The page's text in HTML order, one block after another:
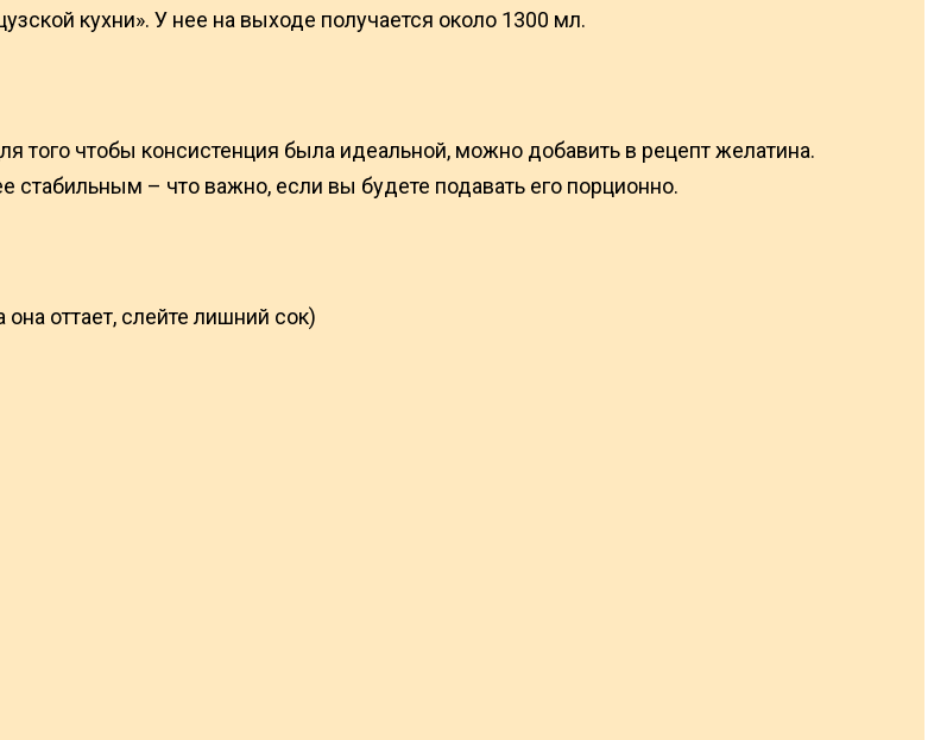
кухни». У нее на выходе получается около 1300 мл.
того чтобы консистенция была идеальной, можно добавить в рецепт желатина.
стабильным – что важно, если вы будете подавать его порционно.
оттает, слейте лишний сок)